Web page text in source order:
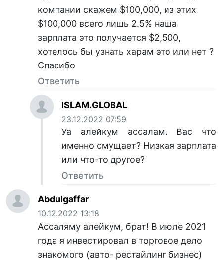
компании скажем $100,000, из этих
$100,000 всего лишь 2.5% наша
зарплата это получается $2,500,
хотелось бы узнать харам это или нет ?
Спасибо
Ответить
ISLAM.GLOBAL
23.12.2022 07:59
Уа алейкум ассалам. Вас что
именно смущает? Низкая зарплата
или что-то другое?
Ответить
Abdulgaffar
10.12.2022 13:18
Ассаляму алейкум, брат! В июле 2021
года я инвестировал в торговое дело
знакомого (авто- рестайлинг бизнес)